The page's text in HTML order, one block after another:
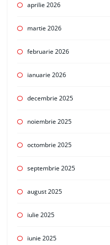
aprilie 2026
martie 2026
februarie 2026
ianuarie 2026
decembrie 2025
noiembrie 2025
octombrie 2025
septembrie 2025
august 2025
iulie 2025
iunie 2025